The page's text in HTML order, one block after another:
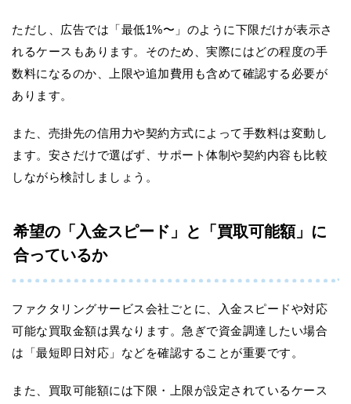
ただし、広告では「最低1%〜」のように下限だけが表示さ
れるケースもあります。そのため、実際にはどの程度の手
数料になるのか、上限や追加費用も含めて確認する必要が
あります。
また、売掛先の信用力や契約方式によって手数料は変動し
ます。安さだけで選ばず、サポート体制や契約内容も比較
しながら検討しましょう。
希望の「入金スピード」と「買取可能額」に
合っているか
ファクタリングサービス会社ごとに、入金スピードや対応
可能な買取金額は異なります。急ぎで資金調達したい場合
は「最短即日対応」などを確認することが重要です。
また、買取可能額には下限・上限が設定されているケース